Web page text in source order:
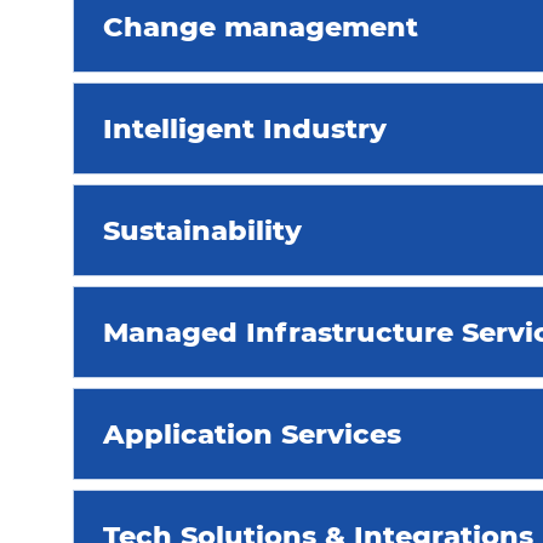
Change management​
Intelligent Industry​
Sustainability
Managed Infrastructure
Application Services ​
Tech Solutions & Integrations